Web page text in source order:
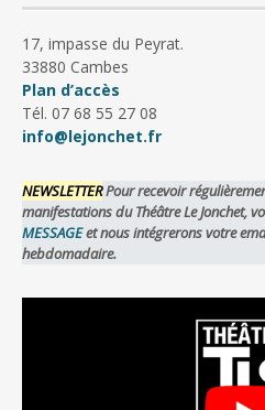
17, impasse du Peyrat.
33880 Cambes
Plan d’accès
Tél. 07 68 55 27 08
info@lejonchet.fr
NEWSLETTERPour recevoir
manifestations du Théâtre Le Jonchet,
MESSAGEet nous intégrerons votre
hebdomadaire.